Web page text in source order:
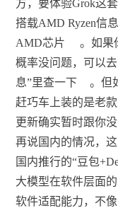
方，要体验Grok这
搭载AMD Ryzen信
AMD芯片
。如果
概率没问题，可以
息”里查一下
。但
赶巧车上装的是老
更新确实暂时跟你
再说国内的情况，
国内推行的“豆包
大模型在软件层面
软件适配能力，不